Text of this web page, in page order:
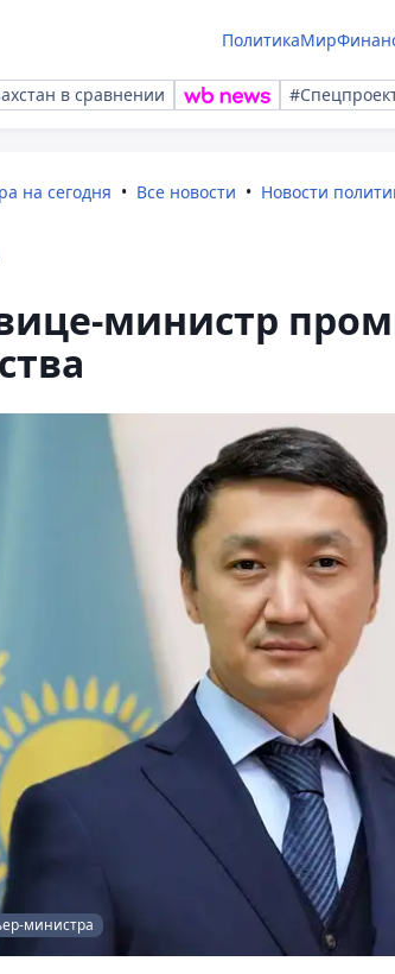
ПолитикаМир
в сравнении
на сегодня Все новости Новости
министр
министра